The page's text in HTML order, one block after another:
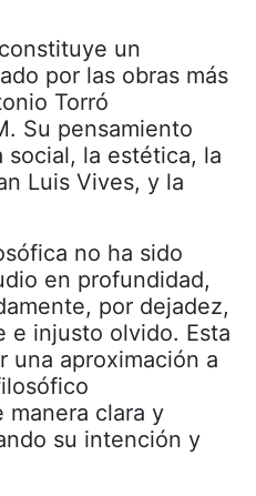
un
por las obras más
Torró
Su pensamiento
social, la estética, la
Luis Vives, y la
no ha sido
en profundidad,
por dejadez,
e injusto olvido. Esta
una aproximación a
manera clara y
su intención y